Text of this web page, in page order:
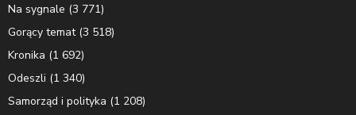
Na sygnale (3 771)
Gorący temat(3 518)
Kronika (1 692)
Odeszli (1 340)
Samorząd i polityka (1 208)